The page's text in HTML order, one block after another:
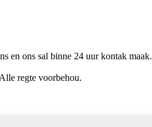
en ons sal binne 24 uur kontak maak.
regte voorbehou.